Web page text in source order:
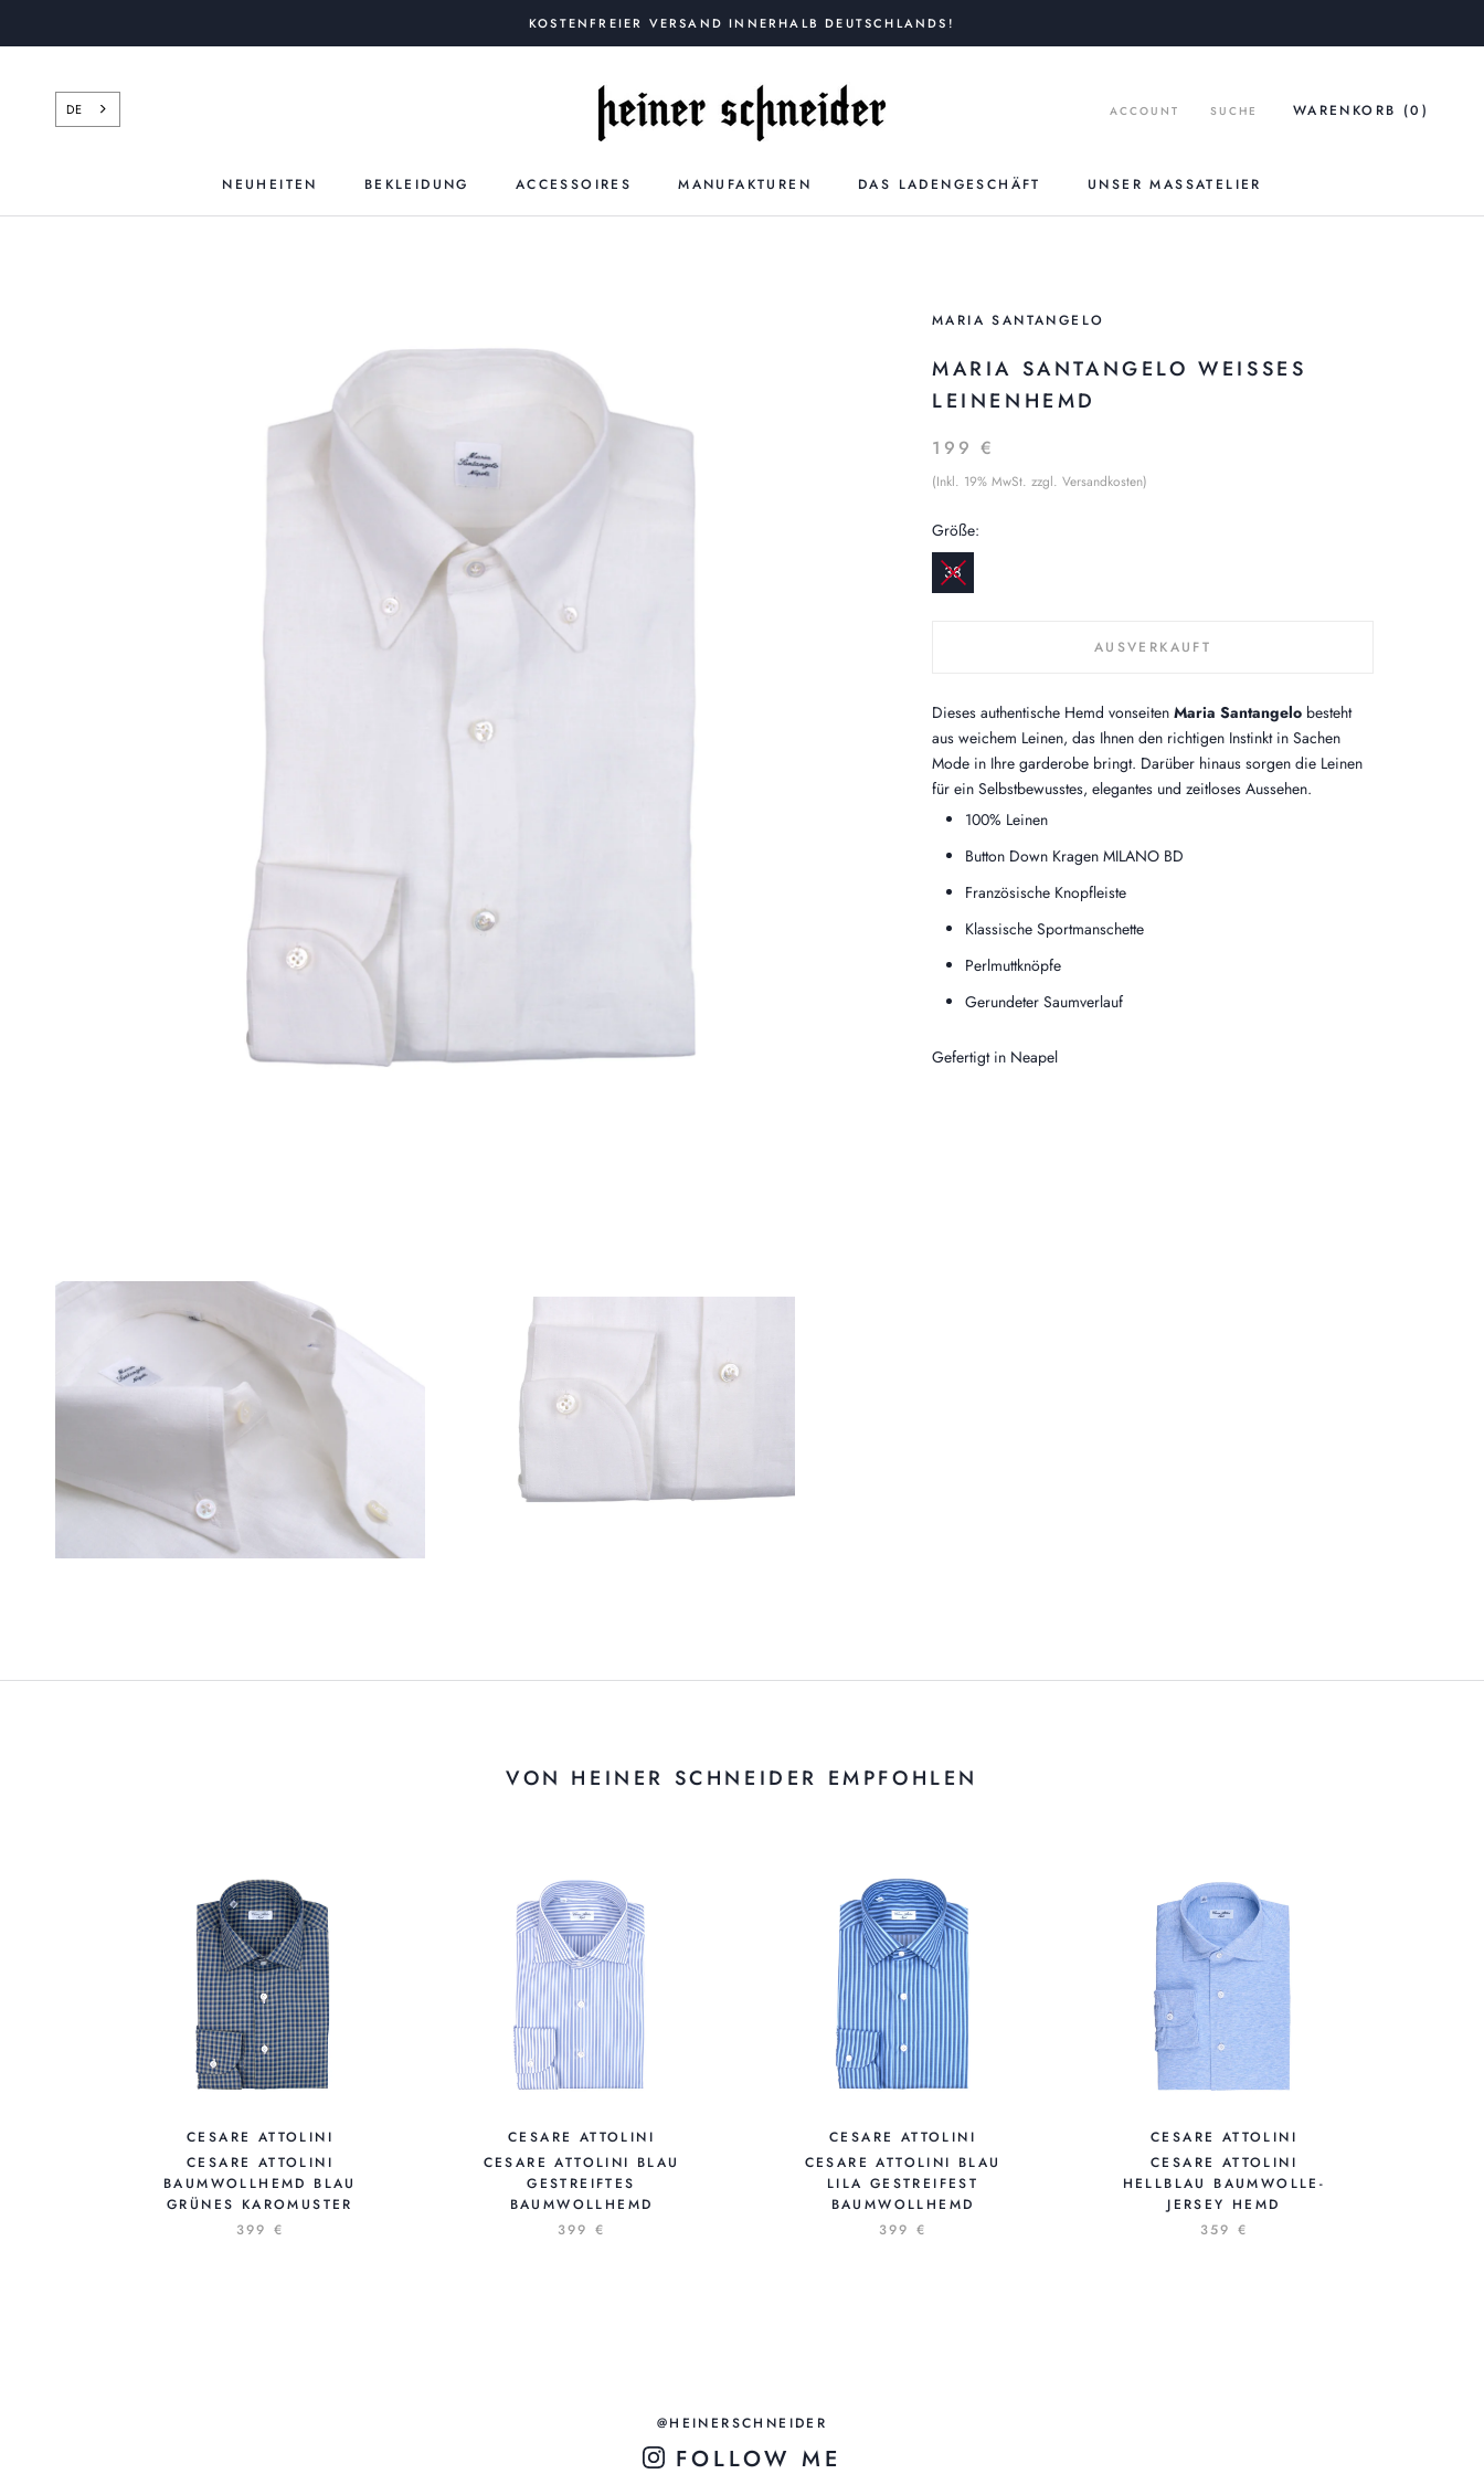
KOSTENFREIER VERSAND INNERHALB DEUTSCHLANDS!
NEUHEITEN
BEKLEIDUNG ACCESSOIRES MANUFAKTUREN DAS LADENGESCHÄFT
UNSER MASSATELIER
DE ACCOUNT SUCHE WARENKORB (0 )
MARIA SANTANGELO
MARIA SANTANGELO WEISSES
LEINENHEMD
199 €
(Inkl. 19% MwSt. zzgl. Versandkosten)
Größe:
38
AUSVERKAUFT
Dieses authentische Hemd vonseiten Maria Santangelo besteht
aus weichem Leinen, das Ihnen den richtigen Instinkt in Sachen
Mode in Ihre garderobe bringt. Darüber hinaus sorgen die Leinen
für ein Selbstbewusstes, elegantes und zeitloses Aussehen.
100% Leinen
Button Down Kragen MILANO BD
Französische Knopfleiste
Klassische Sportmanschette
Perlmuttknöpfe
Gerundeter Saumverlauf
Gefertigt in Neapel
VON HEINER SCHNEIDER EMPFOHLEN
CESARE ATTOLINI
CESARE ATTOLINI
BAUMWOLLHEMD BLAU
GRÜNES KAROMUSTER
399 €
CESARE ATTOLINI
CESARE ATTOLINI BLAU
GESTREIFTES
BAUMWOLLHEMD
399 €
CESARE ATTOLINI
CESARE ATTOLINI BLAU
LILA GESTREIFEST
BAUMWOLLHEMD
399 €
CESARE ATTOLINI
CESARE ATTOLINI
HELLBLAU BAUMWOLLE-
JERSEY HEMD
359 €
@HEINERSCHNEIDER
FOLLOW ME